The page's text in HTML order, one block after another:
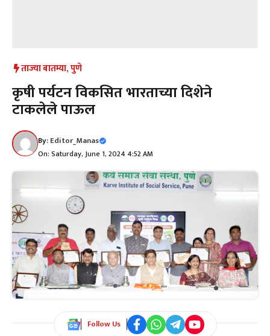
ताज्या बातम्या,पुणे
कृषी पर्यटन विकसित भारताच्या दिशेने
टाकलेले पाऊल
By:Editor_Manas
On: Saturday, June 1, 2024 4:52 AM
Follow Us